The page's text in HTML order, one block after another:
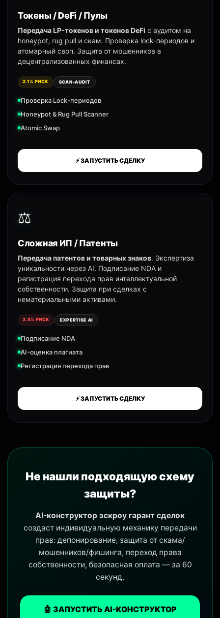
Токены / DeFi / Пулы
Передача LP-токенов и токенов DeFi с аудитом на
honeypot, rug pull и скам. Проверка lock-периодов и
атомарный своп. Защита от мошенников в
децентрализованных финансах.
2.1% РИСК SCAN-AUDIT
Проверка Lock-периодов
Honeypot & Rug Pull Scanner
Atomic Swap
⚡ ЗАПУСТИТЬ СДЕЛКУ
⚖️
Сложная ИП / Патенты
Передача патентов и товарных знаков. Экспертиза
уникальности через AI. Подписание NDA и
регистрация перехода прав интеллектуальной
собственности. Защита при сделках с
нематериальными активами.
3.5% РИСК EXPERTISE AI
Подписание NDA
AI-оценка плагиата
Регистрация перехода прав
⚡ ЗАПУСТИТЬ СДЕЛКУ
Не нашли подходящую схему
защиты?
AI-конструктор эскроу гарант сделок
создаст индивидуальную механику передачи
прав: депонирование, защита от скама/
мошенников/фишинга, переход права
собственности, безопасная оплата — за 60
секунд.
🤖 ЗАПУСТИТЬ AI-КОНСТРУКТОР